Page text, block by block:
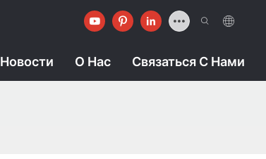
Новости О Нас Связаться С Нами